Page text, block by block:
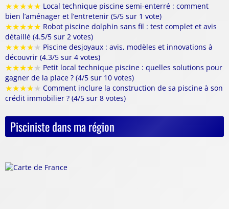
★★★★★ Local technique piscine semi-enterré : comment
bien l’aménager et l’entretenir (5/5 sur 1 vote)
★★★★★ Robot piscine dolphin sans fil : test complet et avis
détaillé (4.5/5 sur 2 votes)
★★★★★ Piscine desjoyaux : avis, modèles et innovations à
découvrir (4.3/5 sur 4 votes)
★★★★★ Petit local technique piscine : quelles solutions pour
gagner de la place ? (4/5 sur 10 votes)
★★★★★ Comment inclure la construction de sa piscine à son
crédit immobilier ? (4/5 sur 8 votes)
Pisciniste dans ma région